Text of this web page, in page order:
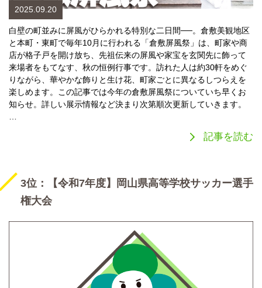
2025.09.20
白壁の町並みに屏風がひらかれる特別な二日間──。倉敷美観地区
と本町・東町で毎年10月に行われる「倉敷屏風祭」は、町家や商
店が格子戸を開け放ち、先祖伝来の屏風や家宝を玄関先に飾って
来場者をもてなす、秋の恒例行事です。訪れた人は約30軒をめぐ
りながら、華やかな飾りと生け花、町家ごとに異なるしつらえを
楽しめます。この記事では今年の倉敷屏風祭についていち早くお
知らせ。詳しい展示情報など決まり次第順次更新していきます。
…
記事を読む
3位：【令和7年度】岡山県高等学校サッカー選手
権大会